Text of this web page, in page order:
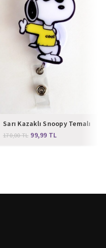
Sarı Kazaklı Snoopy Temalı
Yoyo Yaka Kartlığı
170,00TL 99,99 TL